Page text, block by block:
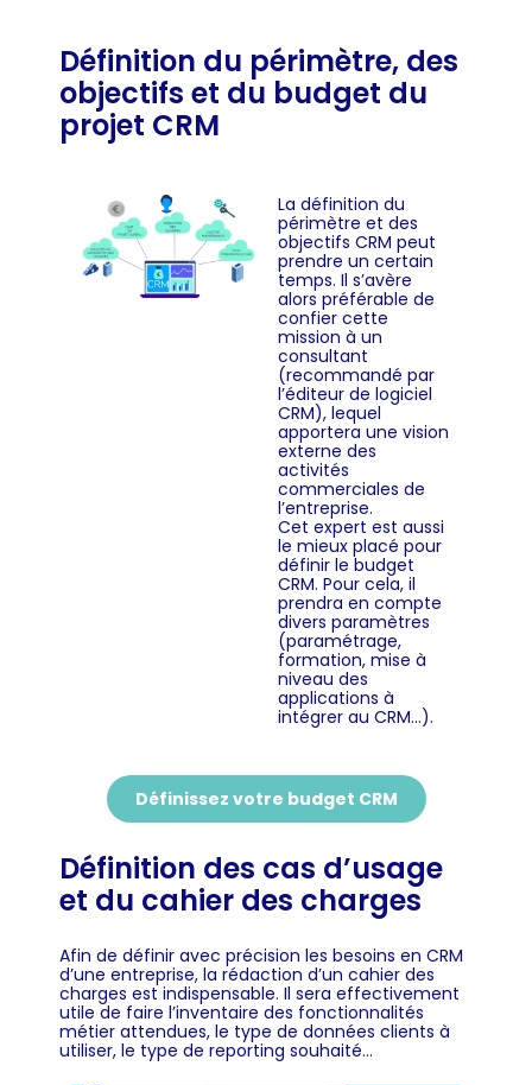
Définition du périmètre, des
objectifs et du budget du
projet CRM
La définition du
périmètre et des
objectifs CRM peut
prendre un certain
temps. Il s’avère
alors préférable de
confier cette
mission à un
consultant
(recommandé par
l’éditeur de logiciel
CRM), lequel
apportera une vision
externe des
activités
commerciales de
l’entreprise.
Cet expert est aussi
le mieux placé pour
définir le budget
CRM. Pour cela, il
prendra en compte
divers paramètres
(paramétrage,
formation, mise à
niveau des
applications à
intégrer au CRM…).
Définissez votre budget CRM
Définition des cas d’usage
et du cahier des charges
Afin de définir avec précision les besoins en CRM
d’une entreprise, la rédaction d’un cahier des
charges est indispensable. Il sera effectivement
utile de faire l’inventaire des fonctionnalités
métier attendues, le type de données clients à
utiliser, le type de reporting souhaité…